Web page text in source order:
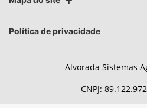
Política de privacidade
Alvorada Sistemas
CNPJ: